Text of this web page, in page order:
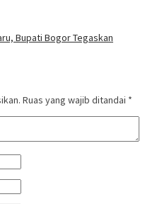
Bupati Bogor Tegaskan
Ruas yang wajib ditandai *